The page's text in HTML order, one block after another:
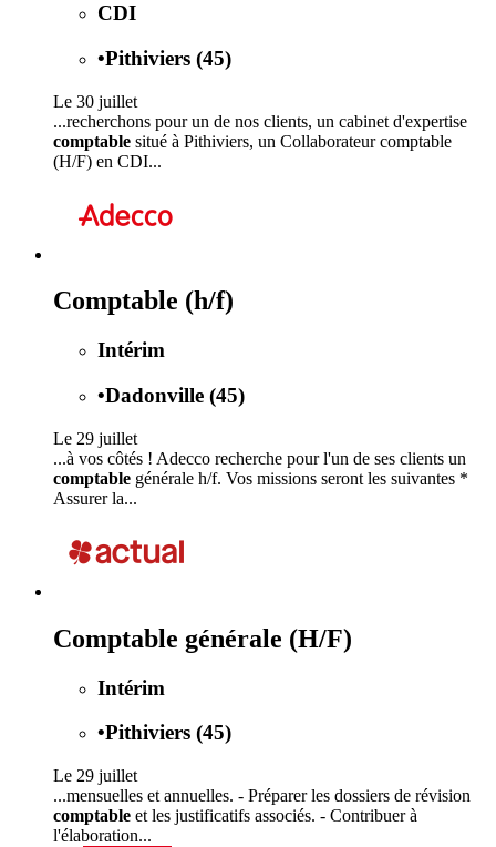
CDI
•Pithiviers (45)
Le 30 juillet
...recherchons pour un de nos clients, un cabinet d'expertise
comptable situé à Pithiviers, un Collaborateur comptable
(H/F) en CDI...
Comptable (h/f)
Intérim
•Dadonville (45)
Le 29 juillet
...à vos côtés ! Adecco recherche pour l'un de ses clients un
comptable générale h/f. Vos missions seront les suivantes *
Assurer la...
Comptable générale (H/F)
Intérim
•Pithiviers (45)
Le 29 juillet
...mensuelles et annuelles. - Préparer les dossiers de révision
comptable et les justificatifs associés. - Contribuer à
l'élaboration...